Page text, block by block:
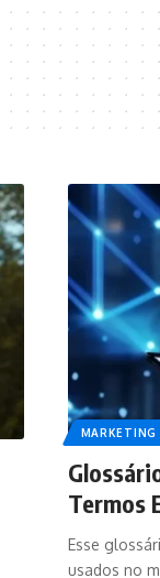
MARKETING
Termos
Esse
usados no